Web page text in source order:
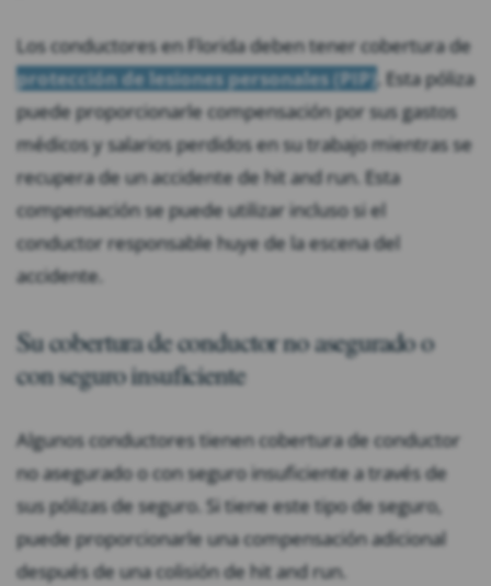
Los conductores en Florida deben tener cobertura de
protección de lesiones personales (PIP) . Esta póliza
puede proporcionarle compensación por sus gastos
médicos y salarios perdidos en su trabajo mientras se
recupera de un accidente de hit and run. Esta
compensación se puede utilizar incluso si el
conductor responsable huye de la escena del
accidente.
Su cobertura de conductor no asegurado o
con seguro insuficiente
Algunos conductores tienen cobertura de conductor
no asegurado o con seguro insuficiente a través de
sus pólizas de seguro. Si tiene este tipo de seguro,
puede proporcionarle una compensación adicional
después de una colisión de hit and run.